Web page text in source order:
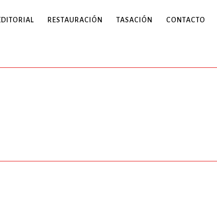
RESTAURACIÓN TASACIÓN CONTACTO